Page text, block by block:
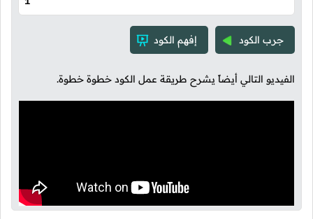
جرب الكود إفهم الكود
الفيديو التالي أيضاً يشرح طريقة عمل الكود خطوة خطوة.